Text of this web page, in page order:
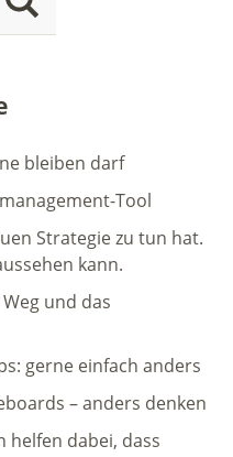
bleiben darf
Tool
Strategie zu tun hat.
kann.
und das
gerne einfach anders
– anders denken
helfen dabei, dass